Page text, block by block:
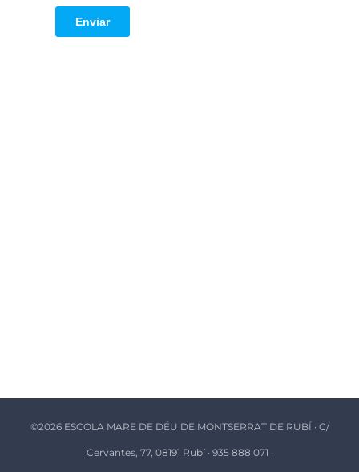
©2026 ESCOLA MARE DE DÉU DE MONTSERRAT DE RUBÍ · C/
Cervantes, 77, 08191 Rubí · 935 888 071 ·